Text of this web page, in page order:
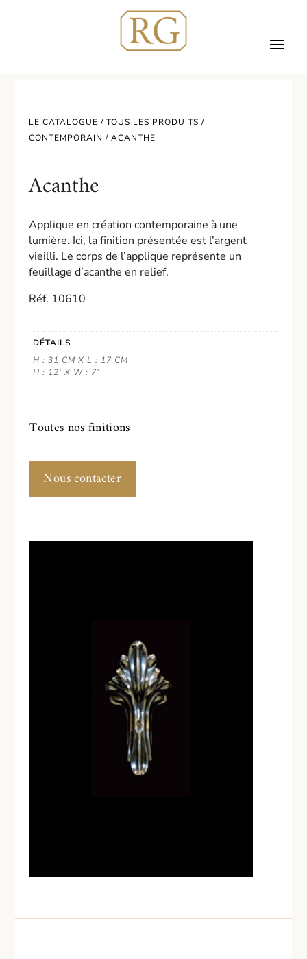
LE CATALOGUE /TOUS LES PRODUITS /
CONTEMPORAIN / ACANTHE
Acanthe
Applique en création contemporaine à une
lumière. Ici, la finition présentée est l’argent
vieilli. Le corps de l’applique représente un
feuillage d’acanthe en relief.
Réf. 10610
DÉTAILS
H : 31 CM X L : 17 CM
H : 12’ X W : 7’
Toutes nos finitions
Nous contacter